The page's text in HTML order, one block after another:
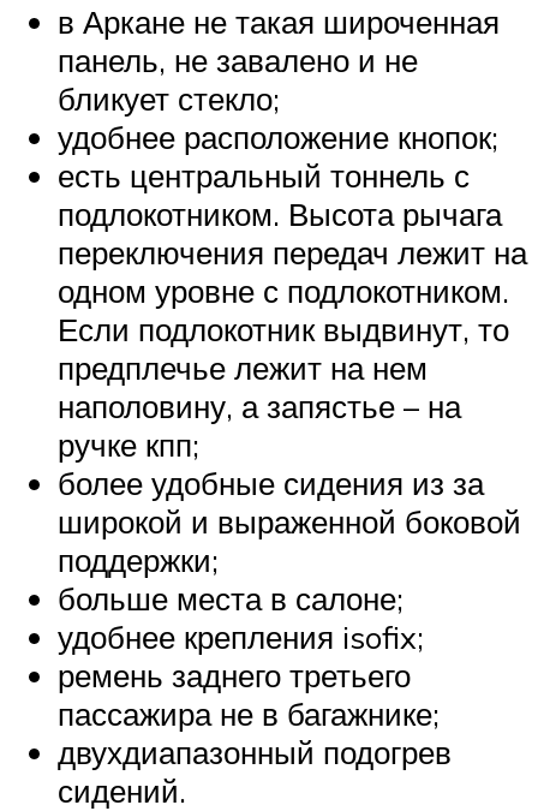
в Аркане не такая широченная
панель, не завалено и не
бликует стекло;
удобнее расположение кнопок;
есть центральный тоннель с
подлокотником. Высота рычага
переключения передач лежит на
одном уровне с подлокотником.
Если подлокотник выдвинут, то
предплечье лежит на нем
наполовину, а запястье – на
ручке кпп;
более удобные сидения из за
широкой и выраженной боковой
поддержки;
больше места в салоне;
удобнее крепления isofix;
ремень заднего третьего
пассажира не в багажнике;
двухдиапазонный подогрев
сидений.